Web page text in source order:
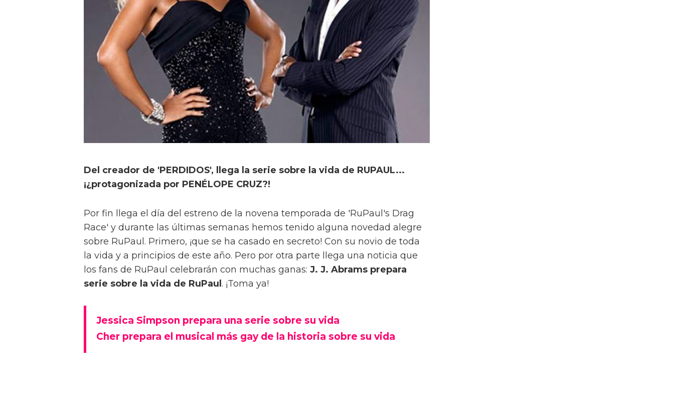
Del creador de 'PERDIDOS', llega la serie sobre la vida de RUPAUL...
¡¿protagonizada por PENÉLOPE CRUZ?!
Por fin llega el día del estreno de la novena temporada de 'RuPaul's Drag
Race' y durante las últimas semanas hemos tenido alguna novedad alegre
sobre RuPaul. Primero, ¡que se ha casado en secreto! Con su novio de toda
la vida y a principios de este año. Pero por otra parte llega una noticia que
los fans de RuPaul celebrarán con muchas ganas: J. J. Abrams prepara
serie sobre la vida de RuPaul . ¡Toma ya!
Jessica Simpson prepara una serie sobre su vida
Cher prepara el musical más gay de la historia sobre su vida